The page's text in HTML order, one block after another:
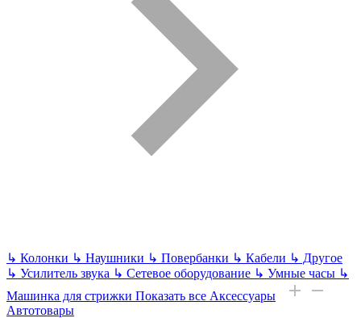
↳ Колонки ↳ Наушники ↳ Повербанки ↳ Кабели ↳ Другое
↳ Усилитель звука ↳ Сетевое оборудование ↳ Умные часы ↳
Машинка для стрижки Показать все Аксессуары
Автотовары